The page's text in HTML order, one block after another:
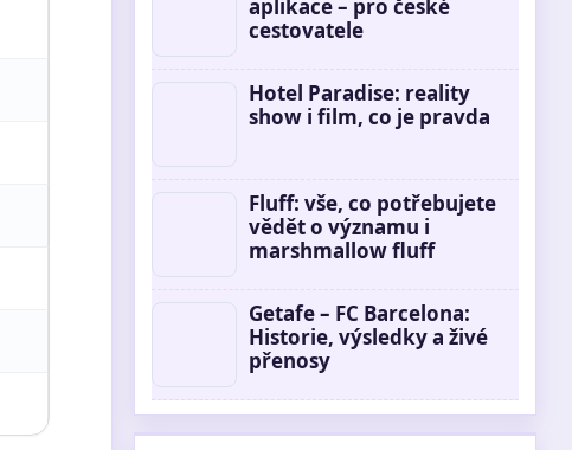
aplikace – pro české
cestovatele
Hotel Paradise: reality
show i film, co je pravda
Fluff: vše, co potřebujete
vědět o významu i
marshmallow fluff
Getafe – FC Barcelona:
Historie, výsledky a živé
přenosy